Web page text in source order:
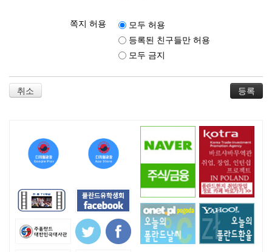
쪽지 허용
모두 허용
등록된 친구들만 허용
모두 금지
취소